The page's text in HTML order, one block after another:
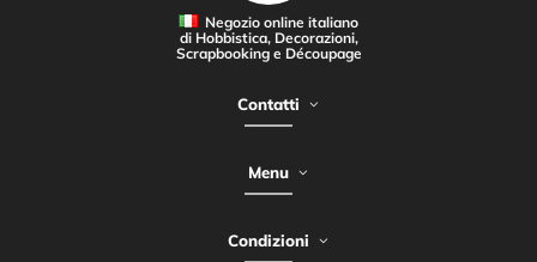
Negozio online italiano
di Hobbistica, Decorazioni,
Scrapbooking e Découpage
Contatti
Menu
Condizioni